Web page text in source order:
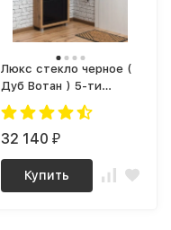
Люкс стекло черное (
Дуб Вотан ) 5-ти
секционный Плюс
32 140 ₽
Купить